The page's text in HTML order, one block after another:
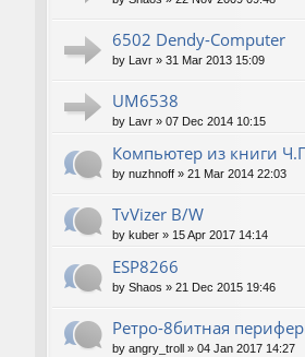
6502 Dendy-Computer
by Lavr » 31 Mar 2013 15:09
UM6538
by Lavr » 07 Dec 2014 10:15
Компьютер из книги
by nuzhnoff » 21 Mar 2014 22:03
TvVizer B/W
by kuber » 15 Apr 2017 14:14
ESP8266
by Shaos » 21 Dec 2015 19:46
Ретро-8битная
by angry_troll » 04 Jan 2017 14:27